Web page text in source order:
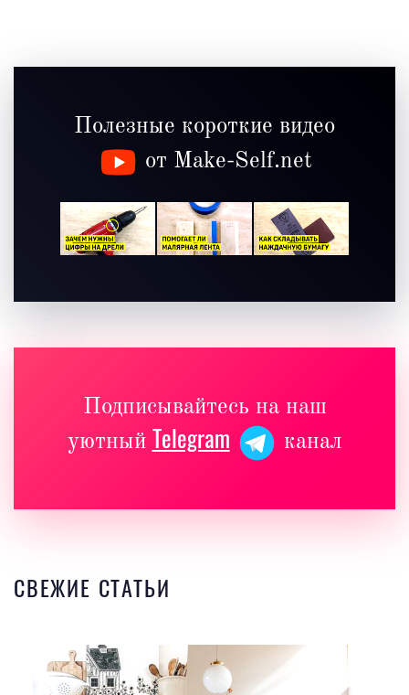
Полезные короткие видео
от Make-Self.net
Подписывайтесь на наш
уютный Telegram канал
СВЕЖИЕ СТАТЬИ